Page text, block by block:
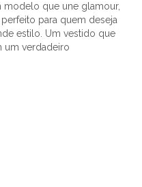
modelo que une glamour,
para quem deseja
estilo. Um vestido que
um verdadeiro